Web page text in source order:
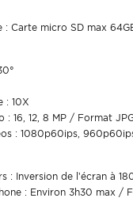
: Carte micro SD max
: 10X
: 16, 12, 8 MP / Format
: 1080p60ips,
: Inversion de l’écran à
: Environ 3h30 max /